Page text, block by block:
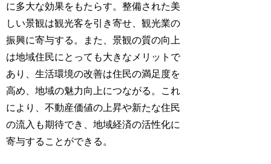
に多大な効果をもたらす。整備された美
しい景観は観光客を引き寄せ、観光業の
振興に寄与する。また、景観の質の向上
は地域住民にとっても大きなメリットで
あり、生活環境の改善は住民の満足度を
高め、地域の魅力向上につながる。これ
により、不動産価値の上昇や新たな住民
の流入も期待でき、地域経済の活性化に
寄与することができる。